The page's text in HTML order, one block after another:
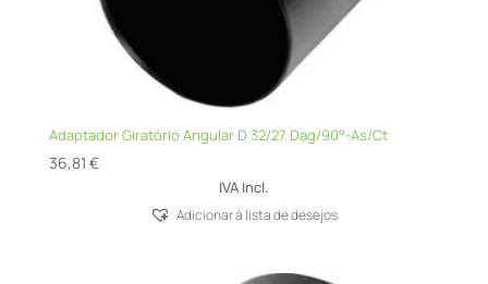
Adaptador Giratório Angular D 32/27 Dag/90°-As/Ct
36,81 €
IVA Incl.
Adicionar á lista de desejos